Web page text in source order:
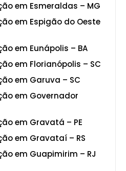
em Esmeraldas – MG
em Espigão do Oeste
em Eunápolis – BA
em Florianópolis – SC
em Garuva – SC
em Governador
em Gravatá – PE
em Gravataí – RS
em Guapimirim – RJ